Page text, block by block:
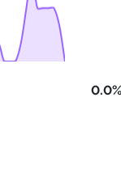
0.0%